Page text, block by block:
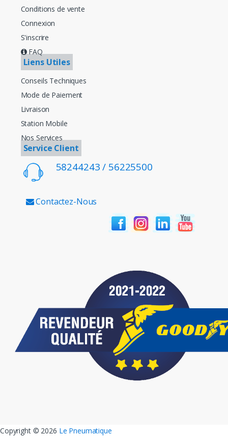
Conditions de vente
Connexion
S'inscrire
FAQ
Liens Utiles
Conseils Techniques
Mode de Paiement
Livraison
Station Mobile
Nos Services
Service Client
58244243 / 56225500
Contactez-Nous
Copyright © 2026 Le Pneumatique